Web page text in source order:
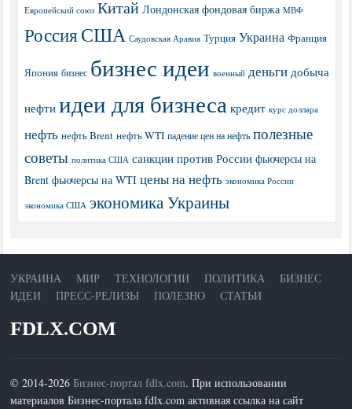
Европейский союз Китай Лондонская фондовая биржа МВФ
РоссияСША Саудовская Аравия Турция Украина Франция
Япония бизнес бизнес идеи военный деньги добыча
нефти идеи для бизнеса кредит курс доллара
нефть нефть Brent нефть WTI падение цен на нефть полезные
советы политика США санкции против России фьючерсы на
Brent фьючерсы на WTI цены на нефть экономика России
экономика США экономика Украины
УКРАИНА МИР ТЕХНОЛОГИИ ПОЛИТИКА
БИЗНЕС
ИДЕИ
ПРЕСС-РЕЛИЗЫ ПОЛЕЗНО СТАТЬИ
FDLX.COM
© 2014-2026Бизнес-портал fdlx.com. При использовании
материалов Бизнес-портала fdlx.com активная ссылка на сайт